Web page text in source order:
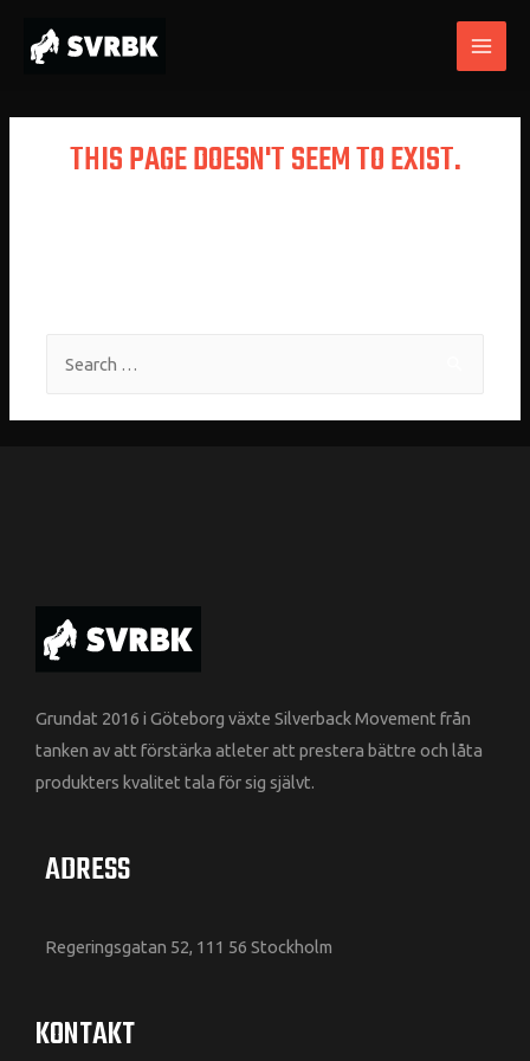
THIS PAGE DOESN'T SEEM TO EXIST.
Grundat 2016 i Göteborg växte Silverback Movement från
tanken av att förstärka atleter att prestera bättre och låta
produkters kvalitet tala för sig självt.
ADRESS
Regeringsgatan 52, 111 56 Stockholm
KONTAKT